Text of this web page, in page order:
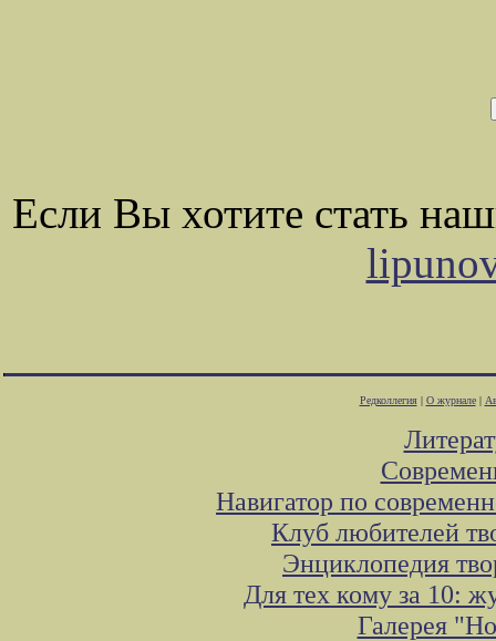
Если Вы хотите стать
Редколлегия| О журнале|
Навигатор по
Клуб любителей
Энциклопедия
Для тех кому за 10:
Галерея